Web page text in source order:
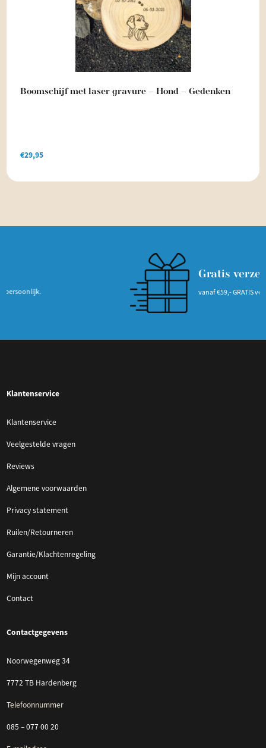
Boomschijf met laser gravure – Hond – Gedenken
€29,95
Gratis verzending
vanaf €59,- GRATIS verzending
Klantenservice
Klantenservice
Veelgestelde vragen
Reviews
Algemene voorwaarden
Privacy statement
Ruilen/Retourneren
Garantie/Klachtenregeling
Mijn account
Contact
Contactgegevens
Noorwegenweg 34
7772 TB Hardenberg
Telefoonnummer
085 – 077 00 20